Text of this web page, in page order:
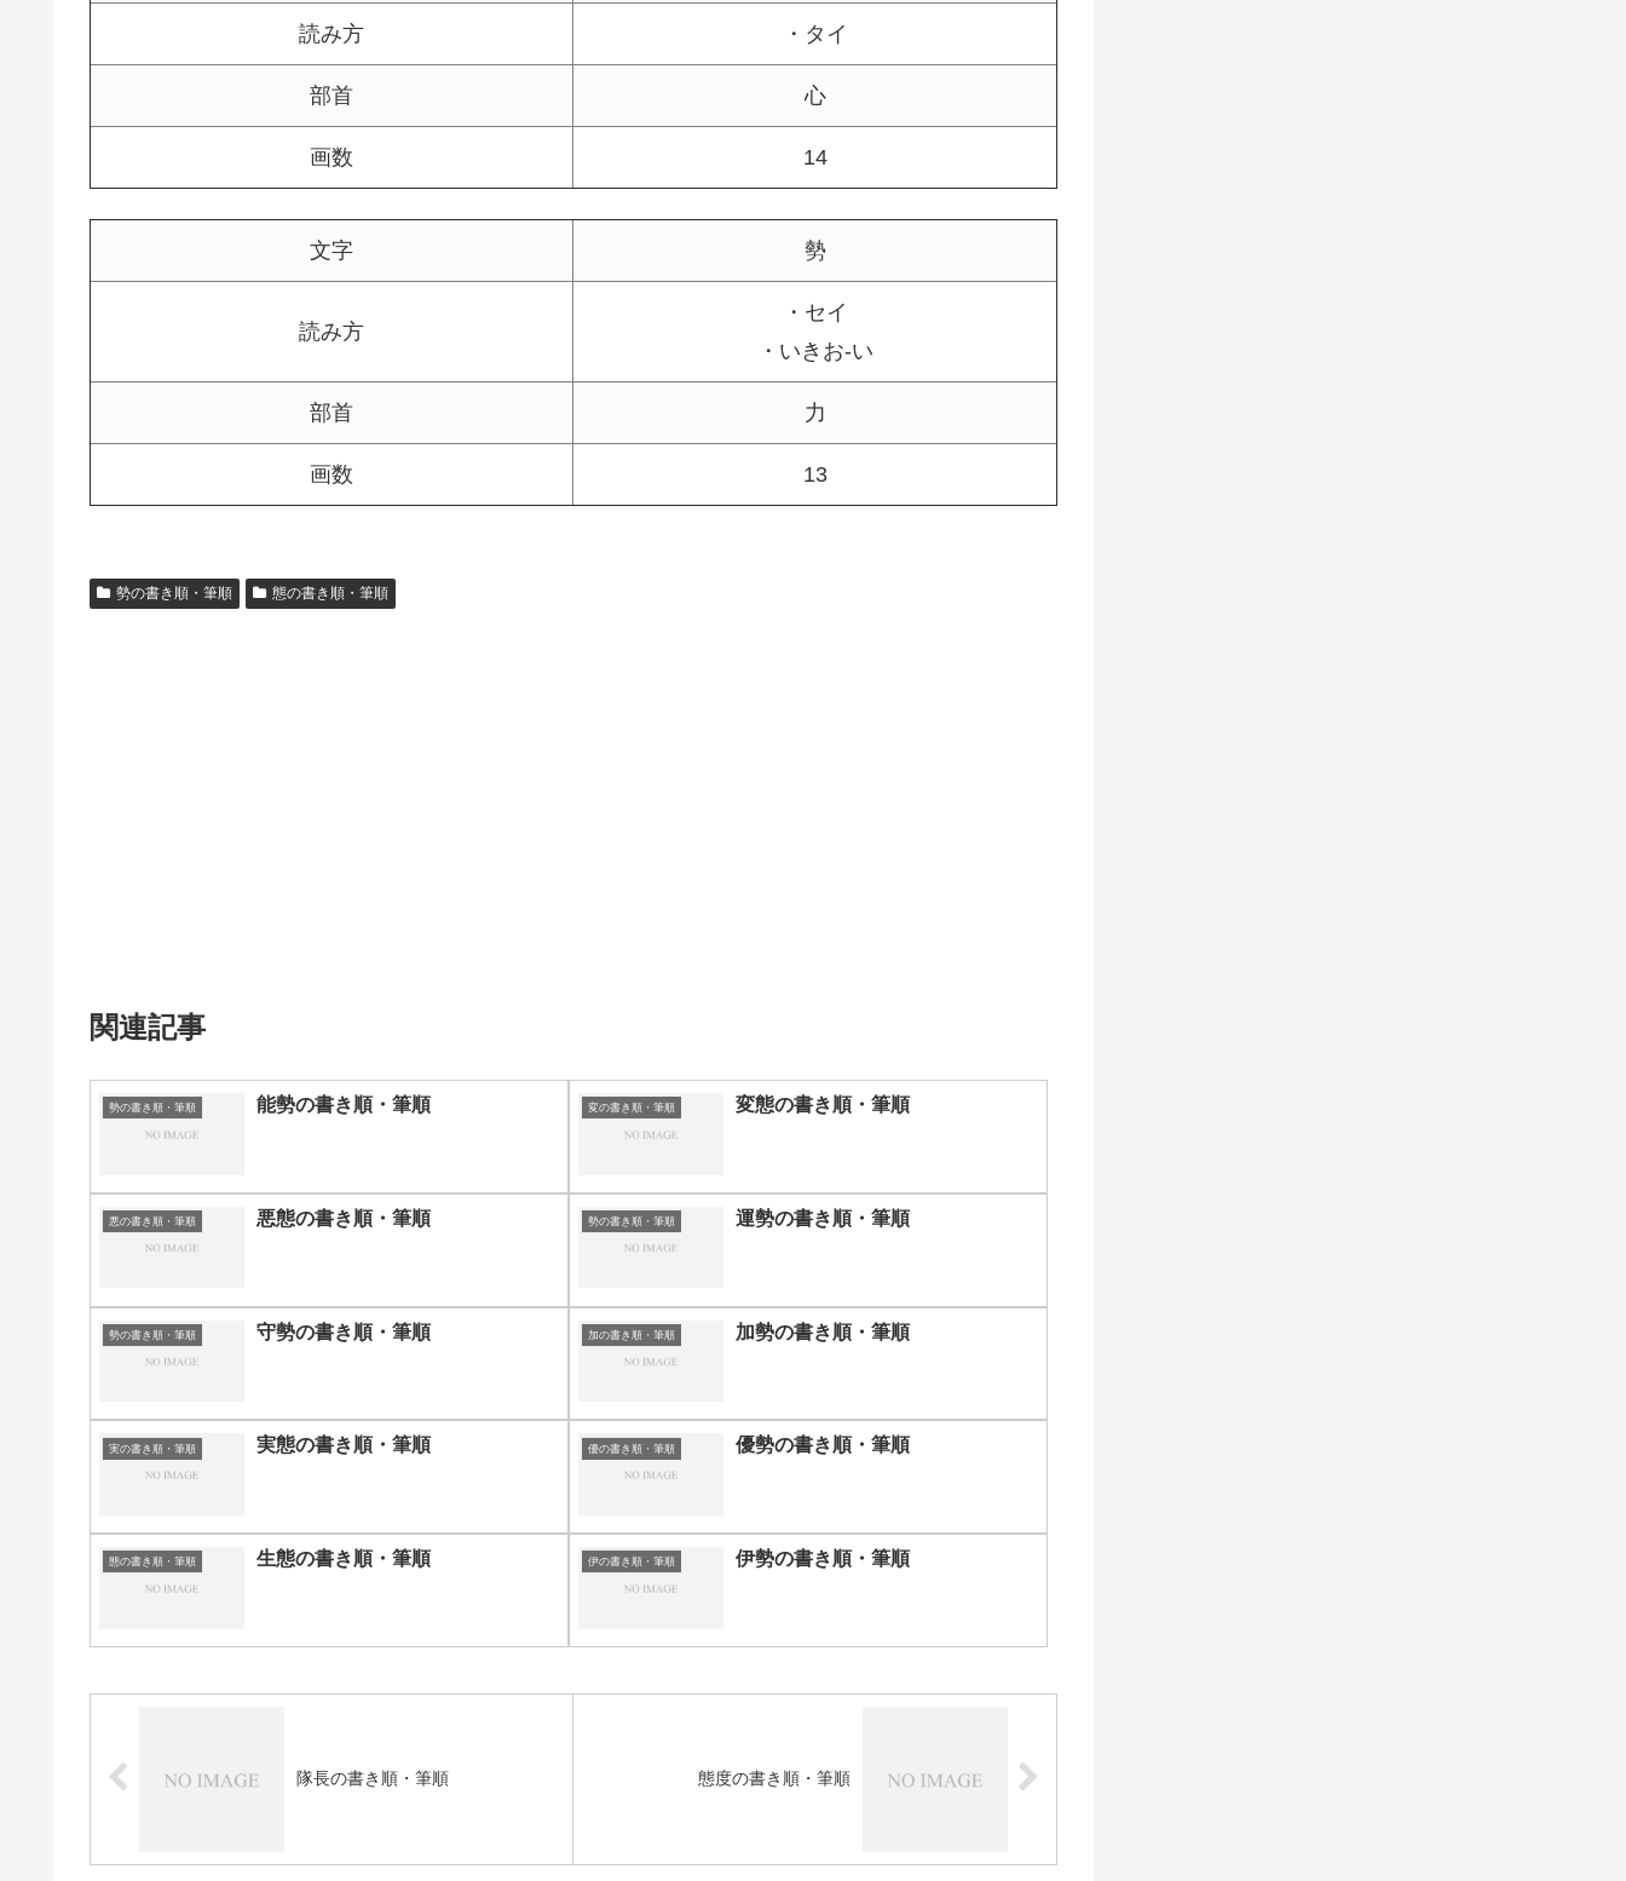
読み方 ・タイ
部首 心
画数 14
文字 勢
読み方
・セイ
・いきお-い
部首 力
画数 13
勢の書き順・筆順 態の書き順・筆順
関連記事
勢の書き順・筆順 能勢の書き順・筆順 変の書き順・筆順 変態の書き順・筆順
悪の書き順・筆順 悪態の書き順・筆順 勢の書き順・筆順 運勢の書き順・筆順
勢の書き順・筆順 守勢の書き順・筆順 加の書き順・筆順 加勢の書き順・筆順
実の書き順・筆順 実態の書き順・筆順 優の書き順・筆順 優勢の書き順・筆順
態の書き順・筆順 生態の書き順・筆順 伊の書き順・筆順 伊勢の書き順・筆順
隊長の書き順・筆順 態度の書き順・筆順